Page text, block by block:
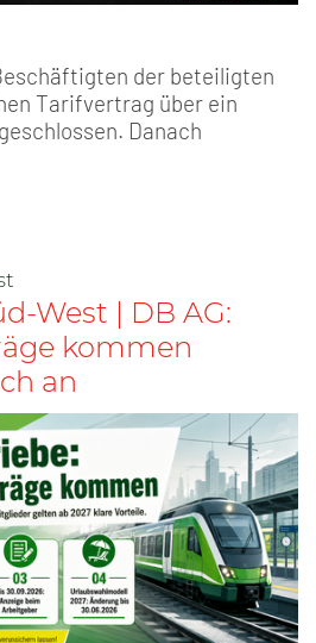
der beteiligten
Tarifvertrag über ein
Danach
West | DB AG:
kommen
an